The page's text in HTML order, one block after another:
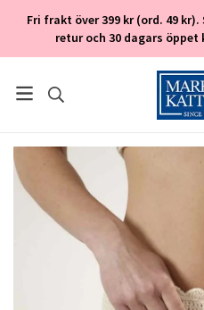
Fri frakt över 399 kr (ord. 49
retur och 30 dagars